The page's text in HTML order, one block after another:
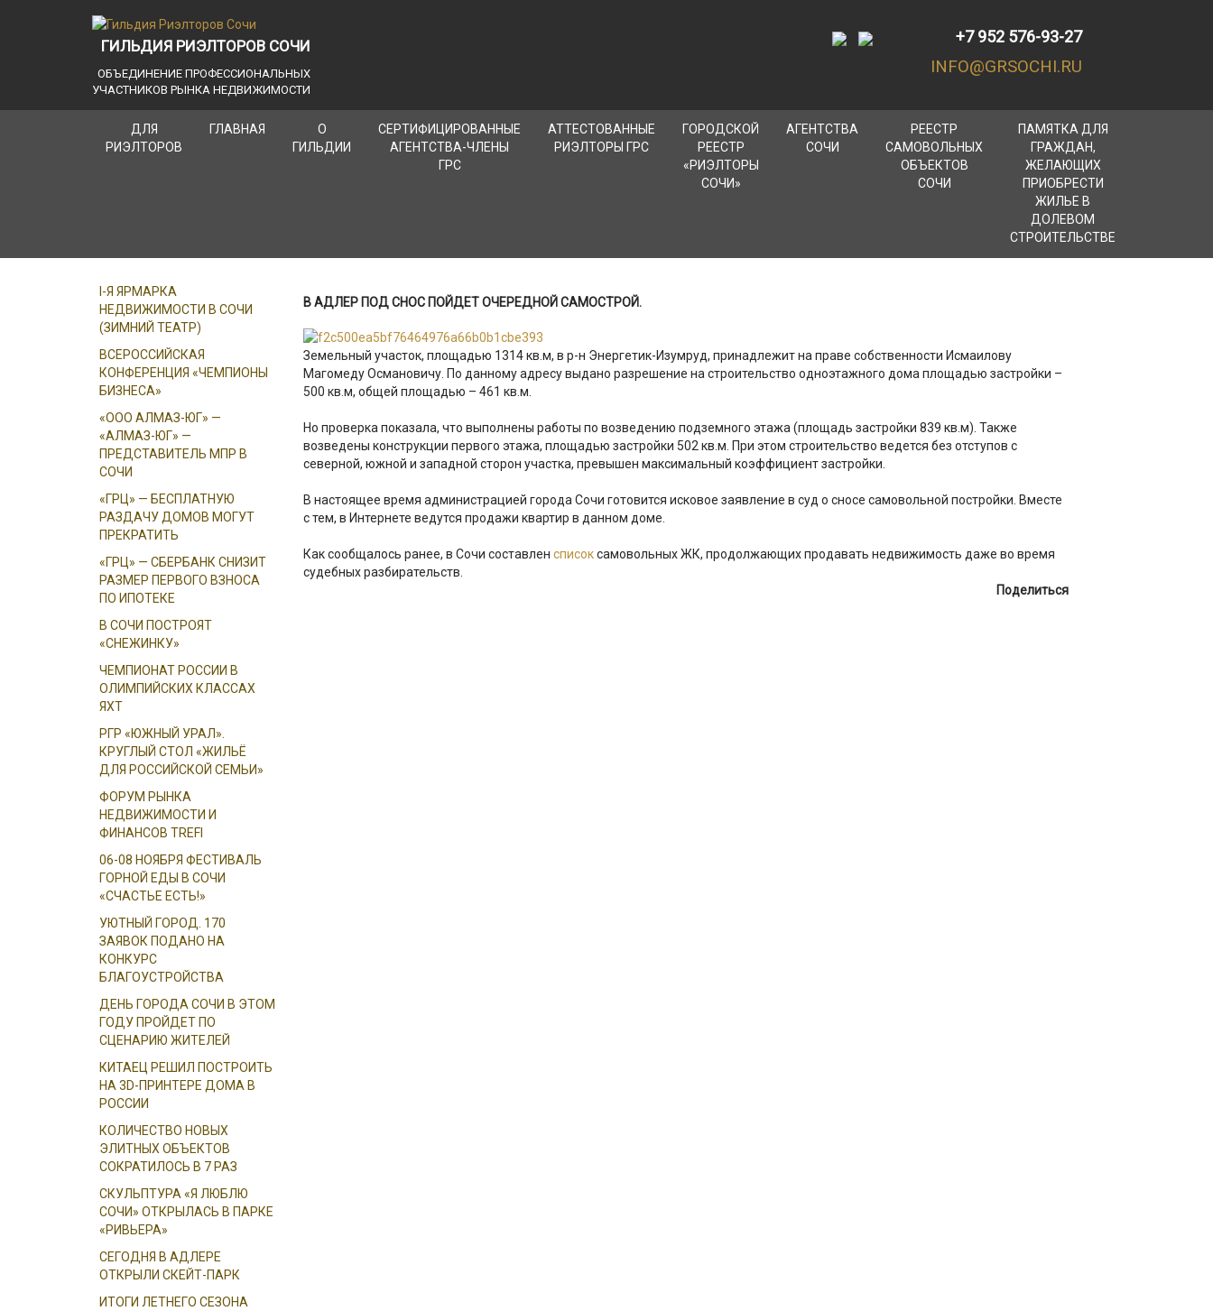
ГИЛЬДИЯ РИЭЛТОРОВ СОЧИ
ОБЪЕДИНЕНИЕ ПРОФЕССИОНАЛЬНЫХ
УЧАСТНИКОВ РЫНКА НЕДВИЖИМОСТИ
+7 952 576-93-27
INFO@GRSOCHI.RU
ДЛЯ
РИЭЛТОРОВ
ГЛАВНАЯ
О
ГИЛЬДИИ
СЕРТИФИЦИРОВАННЫЕ
АГЕНТСТВА-ЧЛЕНЫ
ГРС
АТТЕСТОВАННЫЕ
РИЭЛТОРЫ ГРС
ГОРОДСКОЙ
РЕЕСТР
«РИЭЛТОРЫ
СОЧИ»
АГЕНТСТВА
СОЧИ
РЕЕСТР
САМОВОЛЬНЫХ
ОБЪЕКТОВ
СОЧИ
ПАМЯТКА ДЛЯ
ГРАЖДАН,
ЖЕЛАЮЩИХ
ПРИОБРЕСТИ
ЖИЛЬЕ В
ДОЛЕВОМ
СТРОИТЕЛЬСТВЕ
I-Я ЯРМАРКА
НЕДВИЖИМОСТИ В СОЧИ
(ЗИМНИЙ ТЕАТР)
ВСЕРОССИЙСКАЯ
КОНФЕРЕНЦИЯ «ЧЕМПИОНЫ
БИЗНЕСА»
«ООО АЛМАЗ-ЮГ» —
«АЛМАЗ-ЮГ» —
ПРЕДСТАВИТЕЛЬ МПР В
СОЧИ
«ГРЦ» — БЕСПЛАТНУЮ
РАЗДАЧУ ДОМОВ МОГУТ
ПРЕКРАТИТЬ
«ГРЦ» — СБЕРБАНК СНИЗИТ
РАЗМЕР ПЕРВОГО ВЗНОСА
ПО ИПОТЕКЕ
В СОЧИ ПОСТРОЯТ
«СНЕЖИНКУ»
ЧЕМПИОНАТ РОССИИ В
ОЛИМПИЙСКИХ КЛАССАХ
ЯХТ
РГР «ЮЖНЫЙ УРАЛ».
КРУГЛЫЙ СТОЛ «ЖИЛЬЁ
ДЛЯ РОССИЙСКОЙ СЕМЬИ»
ФОРУМ РЫНКА
НЕДВИЖИМОСТИ И
ФИНАНСОВ TREFI
06-08 НОЯБРЯ ФЕСТИВАЛЬ
ГОРНОЙ ЕДЫ В СОЧИ
«СЧАСТЬЕ ЕСТЬ!»
УЮТНЫЙ ГОРОД. 170
ЗАЯВОК ПОДАНО НА
КОНКУРС
БЛАГОУСТРОЙСТВА
ДЕНЬ ГОРОДА СОЧИ В ЭТОМ
ГОДУ ПРОЙДЕТ ПО
СЦЕНАРИЮ ЖИТЕЛЕЙ
КИТАЕЦ РЕШИЛ ПОСТРОИТЬ
НА 3D-ПРИНТЕРЕ ДОМА В
РОССИИ
КОЛИЧЕСТВО НОВЫХ
ЭЛИТНЫХ ОБЪЕКТОВ
СОКРАТИЛОСЬ В 7 РАЗ
СКУЛЬПТУРА «Я ЛЮБЛЮ
СОЧИ» ОТКРЫЛАСЬ В ПАРКЕ
«РИВЬЕРА»
СЕГОДНЯ В АДЛЕРЕ
ОТКРЫЛИ СКЕЙТ-ПАРК
ИТОГИ ЛЕТНЕГО СЕЗОНА
В АДЛЕР ПОД СНОС ПОЙДЕТ ОЧЕРЕДНОЙ САМОСТРОЙ.
Земельный участок, площадью 1314 кв.м, в р-н Энергетик-Изумруд, принадлежит на праве собственности Исмаилову
Магомеду Османовичу. По данному адресу выдано разрешение на строительство одноэтажного дома площадью застройки –
500 кв.м, общей площадью – 461 кв.м.
Но проверка показала, что выполнены работы по возведению подземного этажа (площадь застройки 839 кв.м). Также
возведены конструкции первого этажа, площадью застройки 502 кв.м. При этом строительство ведется без отступов с
северной, южной и западной сторон участка, превышен максимальный коэффициент застройки.
В настоящее время администрацией города Сочи готовится исковое заявление в суд о сносе самовольной постройки. Вместе
с тем, в Интернете ведутся продажи квартир в данном доме.
Как сообщалось ранее, в Сочи составлен списоксамовольных ЖК, продолжающих продавать недвижимость даже во время
судебных разбирательств.
Поделиться